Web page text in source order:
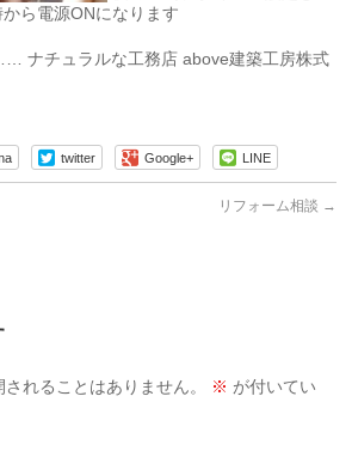
ら電源ONになります
ナチュラルな工務店 above建築工房株式
twitter Google+ LINE
リフォーム相談 →
れることはありません。 ※ が付いてい